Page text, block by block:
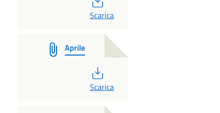
PDF
Scarica
Aprile
PDF
Scarica